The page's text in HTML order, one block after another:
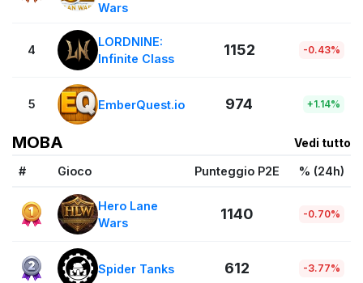
Wars
4
LORDNINE:
Infinite Class
1152 -0.43%
5 EmberQuest.io 974 +1.14%
MOBA Vedi tutto
# Gioco Punteggio P2E % (24h)
Hero Lane
Wars
1140 -0.70%
Spider Tanks 612 -3.77%